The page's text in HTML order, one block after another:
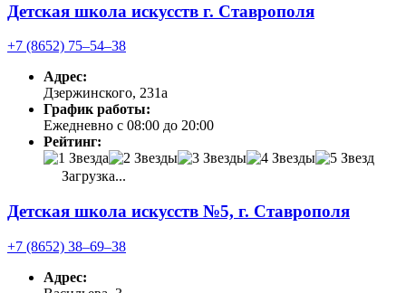
Детская школа искусств г. Ставрополя
+7 (8652) 75‒54‒38
Адрес:
Дзержинского, 231а
График работы:
Ежедневно с 08:00 до 20:00
Рейтинг:
Загрузка...
Детская школа искусств №5, г. Ставрополя
+7 (8652) 38‒69‒38
Адрес: